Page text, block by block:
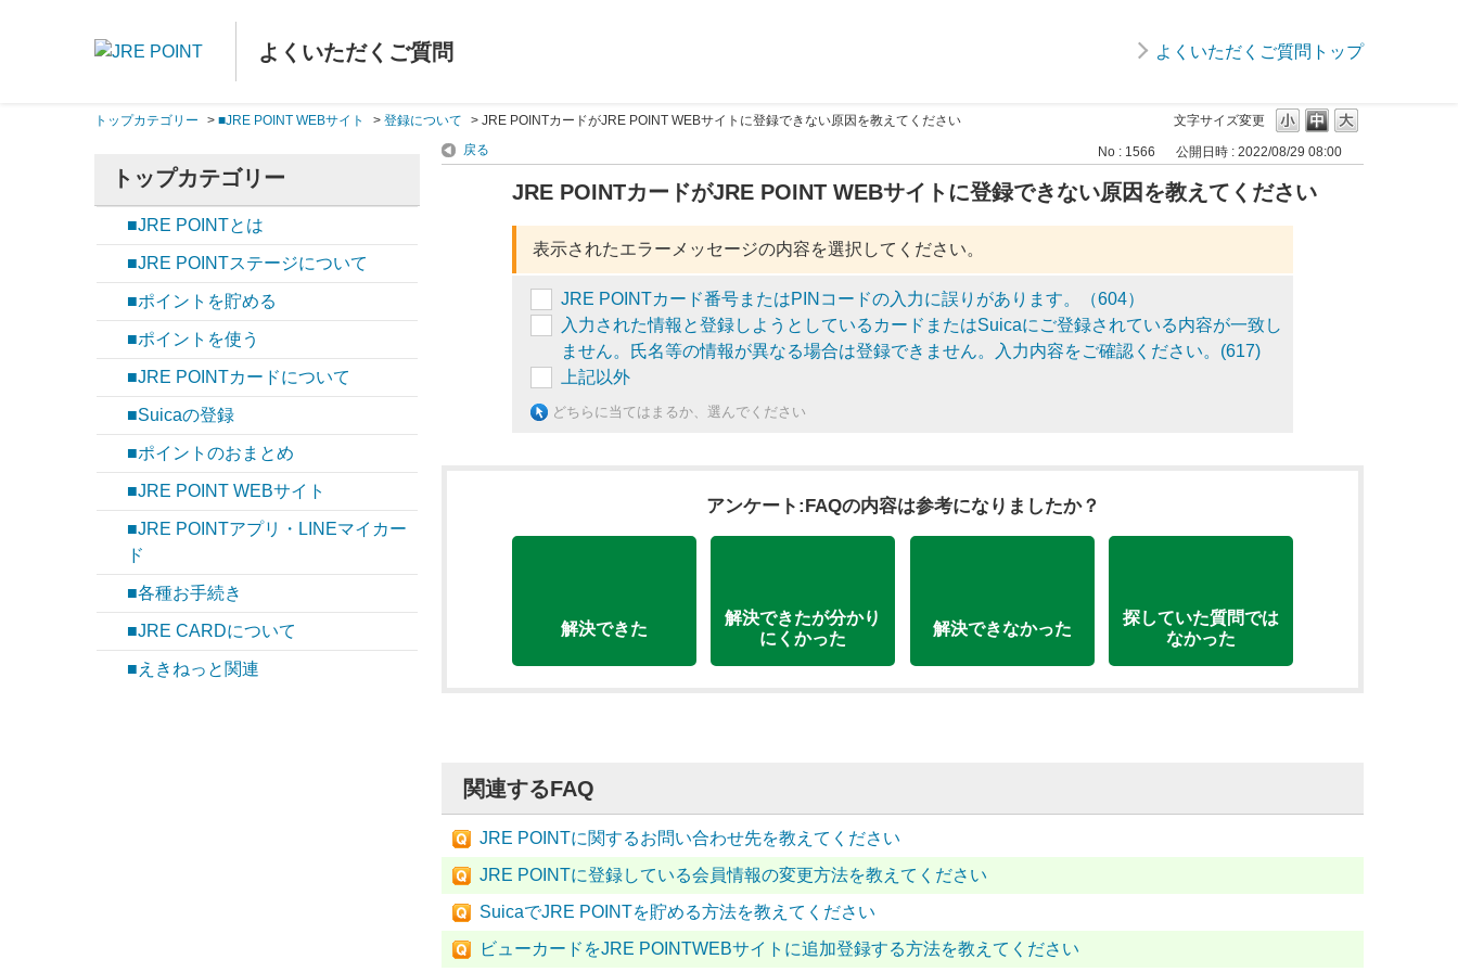
よくいただくご質問 よくいただくご質問トップ
文字サイズ変更
トップカテゴリー > ■JRE POINT WEBサイト > 登録について > JRE POINTカードがJRE POINT WEBサイトに登録できない原因を教えてください
トップカテゴリー
■JRE POINTとは
■JRE POINTステージについて
■ポイントを貯める
■ポイントを使う
■JRE POINTカードについて
■Suicaの登録
■ポイントのおまとめ
■JRE POINT WEBサイト
■JRE POINTアプリ・LINEマイカー
ド
■各種お手続き
■JRE CARDについて
■えきねっと関連
戻る No : 1566 公開日時 : 2022/08/29 08:00
JRE POINTカードがJRE POINT WEBサイトに登録できない原因を教えてください
表示されたエラーメッセージの内容を選択してください。
JRE POINTカード番号またはPINコードの入力に誤りがあります。（604）
入力された情報と登録しようとしているカードまたはSuicaにご登録されている内容が一致し
ません。氏名等の情報が異なる場合は登録できません。入力内容をご確認ください。(617)
上記以外
どちらに当てはまるか、選んでください
アンケート:FAQの内容は参考になりましたか？
解決できた
解決できたが分かり
にくかった
解決できなかった
探していた質問では
なかった
関連するFAQ
JRE POINTに関するお問い合わせ先を教えてください
JRE POINTに登録している会員情報の変更方法を教えてください
SuicaでJRE POINTを貯める方法を教えてください
ビューカードをJRE POINTWEBサイトに追加登録する方法を教えてください